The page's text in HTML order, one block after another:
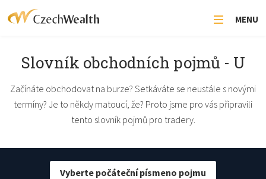
MENU
Slovník obchodních pojmů - U
Začínáte obchodovat na burze? Setkáváte se neustále s novými
termíny? Je to někdy matoucí, že? Proto jsme pro vás připravili
tento slovník pojmů pro tradery.
Vyberte počáteční písmeno pojmu